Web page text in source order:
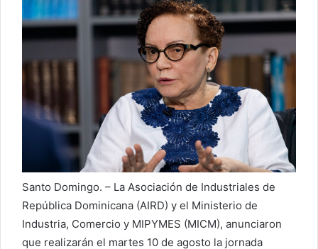
e
o
e
c
r
i
c
o
Santo Domingo. – La Asociación de Industriales de
República Dominicana (AIRD) y el Ministerio de
Industria, Comercio y MIPYMES (MICM), anunciaron
que realizarán el martes 10 de agosto la jornada